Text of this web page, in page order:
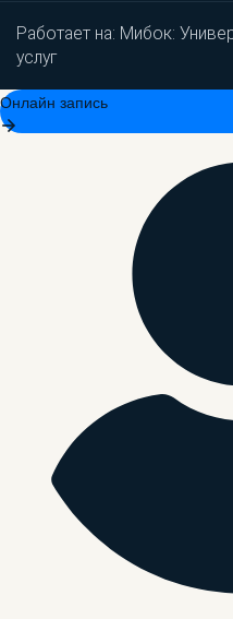
Работает на: Мибок:
услуг